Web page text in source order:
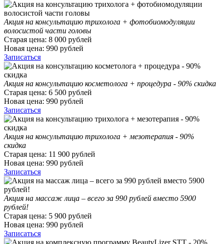
Акция на консультацию трихолога + фотобиомодуляции
волосистой части головы
Старая цена: 8 000 рублей
Новая цена: 990 рублей
Записаться
Акция на консультацию косметолога + процедура - 90% скидка
Старая цена: 6 500 рублей
Новая цена: 990 рублей
Записаться
Акция на консультацию трихолога + мезотерапия - 90%
скидка
Старая цена: 11 900 рублей
Новая цена: 990 рублей
Записаться
Акция на массаж лица – всего за 990 рублей вместо 5900
рублей!
Старая цена: 5 900 рублей
Новая цена: 990 рублей
Записаться